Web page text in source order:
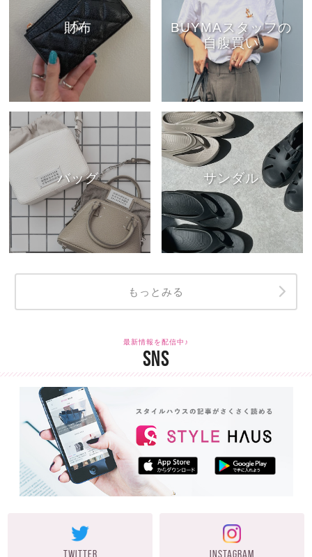
財布
BUYMAスタッフの
自腹買い
バッグ サンダル
もっとみる
最新情報を配信中♪
SNS
TWITTER INSTAGRAM